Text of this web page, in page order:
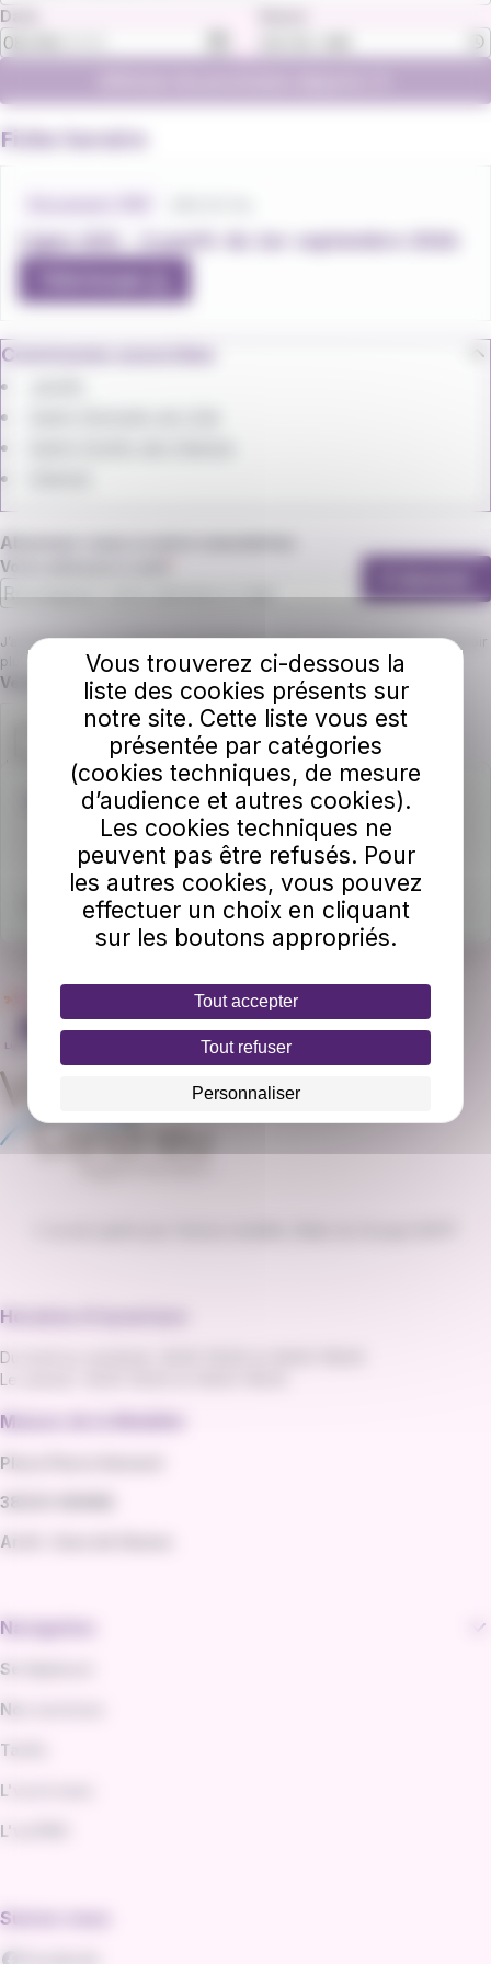
Date
Fiche horaire
Ligne 604 - à partir du 1er septembre 2026
Communes associées
Abonnez-vous à notre newsletter
Votre adresse e-mail
J’accepte que L'va utilise mon email pour m’envoyer la newsletter. En savoir
plus.
Champ requis
Veuillez confirmer que vous n'êtes pas un robot.
Une question ?
Contactez-nous au 04.74.85.18.51
Ecrivez-nouspar ici
Horaires d'ouverture
Du lundi au vendredi : 8h30-12h30 et 14h00-19h00
Le samedi : 8h30-12h30 et 14h00-16h30
Maison de la Mobilité
Place Pierre Semard
38200 VIENNE
Arrêt : Gare de Vienne
Navigation
Se déplacer
Nos services
Tarifs
L'va et vous
L'va PRO
Suivez-nous
Vous trouverez ci-dessous la
liste des cookies présents sur
notre site. Cette liste vous est
présentée par catégories
(cookies techniques, de mesure
d’audience et autres cookies).
Les cookies techniques ne
peuvent pas être refusés. Pour
les autres cookies, vous pouvez
effectuer un choix en cliquant
sur les boutons appropriés.
Tout accepter
Tout refuser
Personnaliser